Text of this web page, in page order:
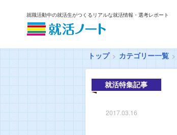
就職活動中の就活生がつくるリアルな就活情報・選考レポート
トップ カテゴリー一覧
就活特集記事
2017.03.16